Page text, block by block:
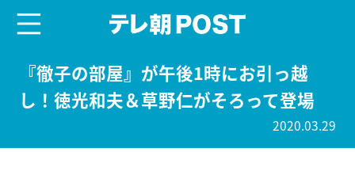
『徹子の部屋』が午後1時にお引っ越
し！徳光和夫＆草野仁がそろって登場
2020.03.29